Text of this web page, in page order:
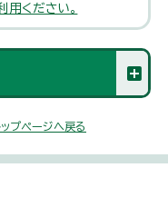
用ください。
ップページへ戻る